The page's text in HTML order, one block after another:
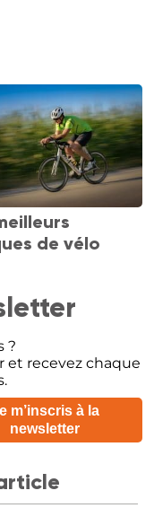
de vélo
?
et recevez chaque